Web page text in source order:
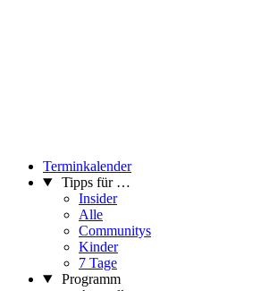
Terminkalender
Tipps für …
Insider
Alle
Communitys
Kinder
7 Tage
Programm